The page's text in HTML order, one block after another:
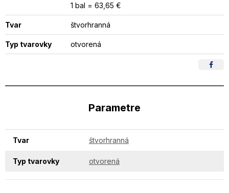
1 bal = 63,65 €
Tvar štvorhranná
Typ tvarovky otvorená
Parametre
Tvar štvorhranná
Typ tvarovky otvorená